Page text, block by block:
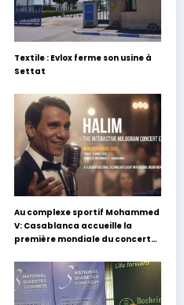
Textile : Evlox ferme son usine à
Settat
Au complexe sportif Mohammed
V: Casablanca accueille la
première mondiale du concert